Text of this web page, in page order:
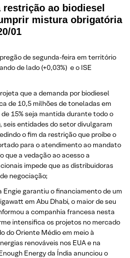
ao biodiesel
mistura obrigatória
01
de segunda-feira em território
de lado (+0,03%) e o ISE
que a demanda por biodiesel
de 10,5 milhões de toneladas em
15% seja mantida durante todo o
seis entidades do setor divulgaram
o fim da restrição que proíbe o
para o atendimento ao mandato
que a vedação ao acesso a
impede que as distribuidoras
negociação;
Engie garantiu o financiamento de um
em Abu Dhabi, o maior de seu
a companhia francesa nesta
intensifica os projetos no mercado
do Oriente Médio em meio à
renováveis nos EUA e na
Energy da Índia anunciou o